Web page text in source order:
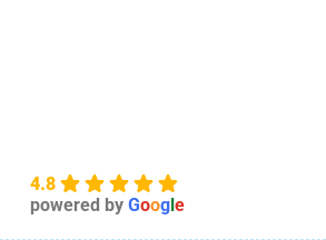
4.8
powered byGoog le